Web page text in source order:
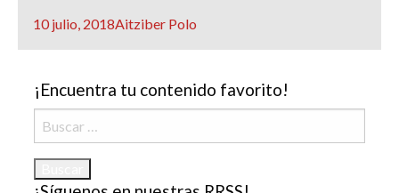
Publicado
10 julio, 2018Aitziber Polo
¡Encuentra tu contenido favorito!
Buscar: